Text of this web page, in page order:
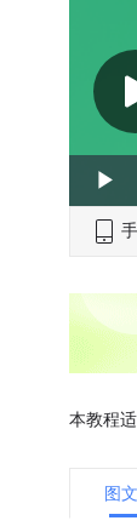
Play
本教程
图